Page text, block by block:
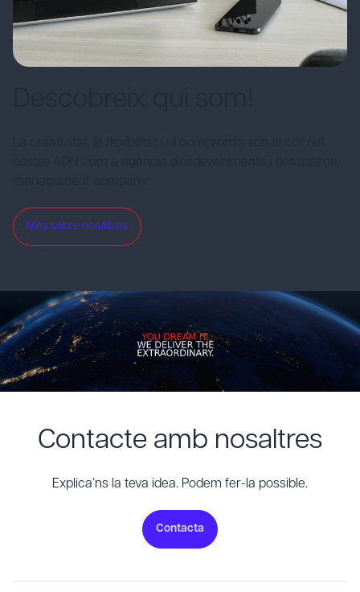
Més sobre nosaltres
Contacte amb nosaltres
Explica’ns la teva idea. Podem fer-la possible.
Contacta